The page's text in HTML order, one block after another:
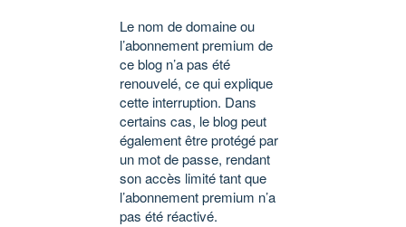
Le nom de domaine ou
l’abonnement premium de
ce blog n’a pas été
renouvelé, ce qui explique
cette interruption. Dans
certains cas, le blog peut
également être protégé par
un mot de passe, rendant
son accès limité tant que
l’abonnement premium n’a
pas été réactivé.